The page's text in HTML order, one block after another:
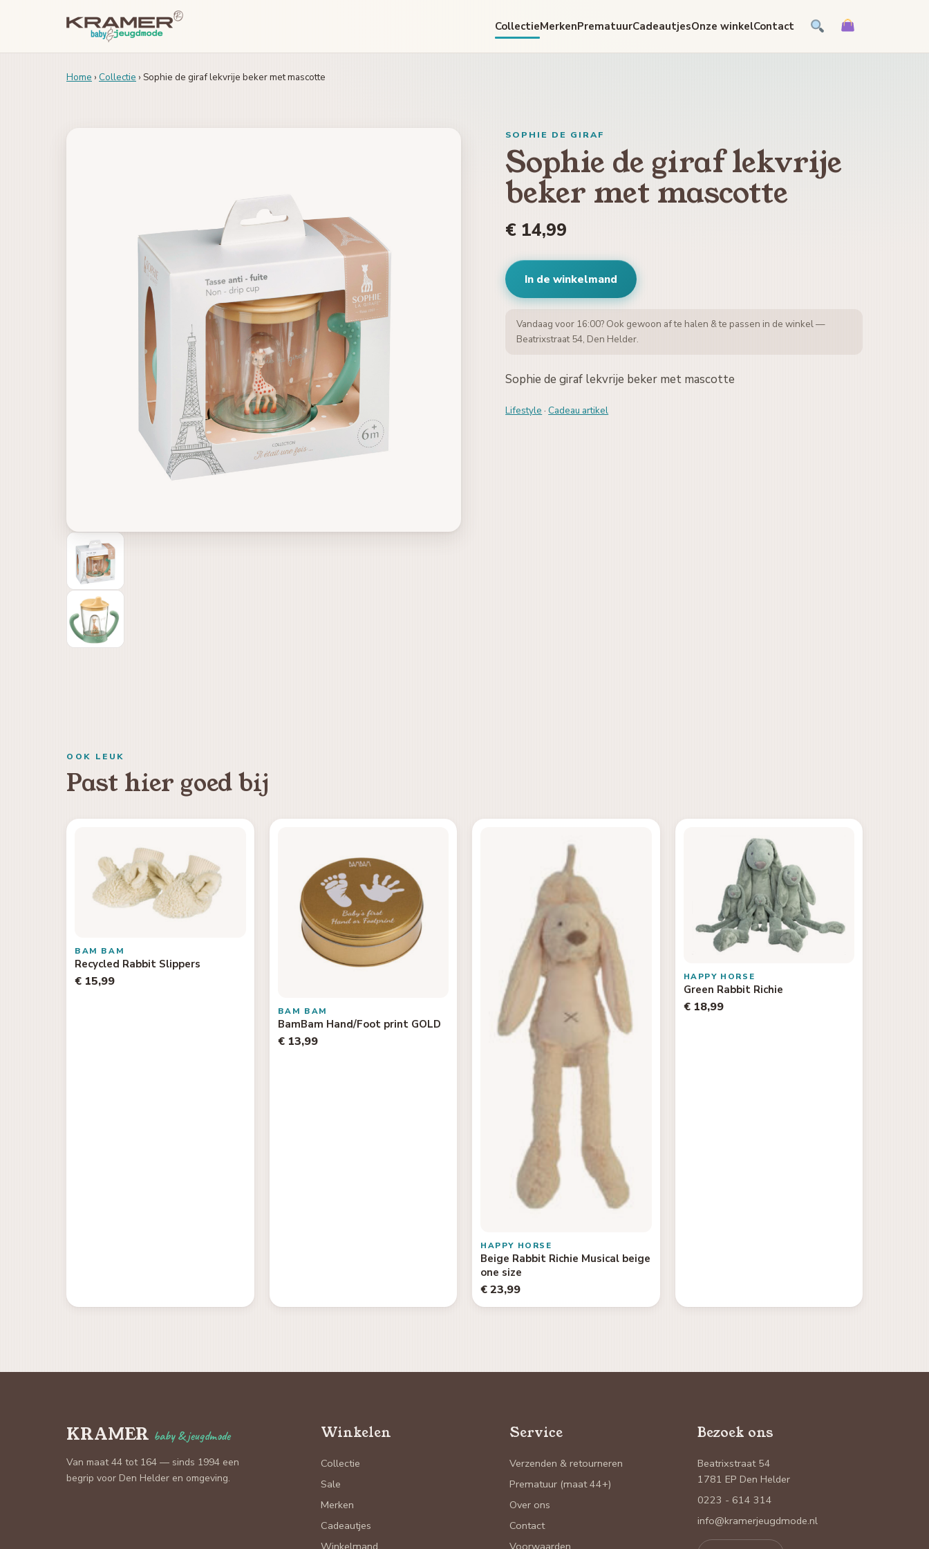
CollectieMerkenPrematuurCadeautjesOnze winkelContact
Home › Collectie › Sophie de giraf lekvrije beker met mascotte
SOPHIE DE GIRAF
Sophie de giraf lekvrije
beker met mascotte
€ 14,99
In de winkelmand
Vandaag voor 16:00? Ook gewoon af te halen & te passen in de winkel —
Beatrixstraat 54, Den Helder.
Sophie de giraf lekvrije beker met mascotte
Lifestyle · Cadeau artikel
OOK LEUK
Past hier goed bij
BAM BAM
Recycled Rabbit Slippers
€ 15,99
BAM BAM
BamBam Hand/Foot print GOLD
€ 13,99
HAPPY HORSE
Beige Rabbit Richie Musical beige
one size
€ 23,99
HAPPY HORSE
Green Rabbit Richie
€ 18,99
KRAMER baby & jeugdmode
Van maat 44 tot 164 — sinds 1994 een
begrip voor Den Helder en omgeving.
Winkelen
Collectie
Sale
Merken
Cadeautjes
Winkelmand
Service
Verzenden & retourneren
Prematuur (maat 44+)
Over ons
Contact
Voorwaarden
Bezoek ons
Beatrixstraat 54
1781 EP Den Helder
0223 - 614 314
info@kramerjeugdmode.nl